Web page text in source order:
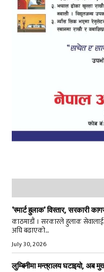
‘स्मार्ट हुलाक’ विस्तार, सरकारी
काठमाडौं । सरकारले हुलाक सेवालाई
अघि बढाएको...
July 30, 2026
लुम्बिनीमा मन्त्रालय घटाइयो, अब